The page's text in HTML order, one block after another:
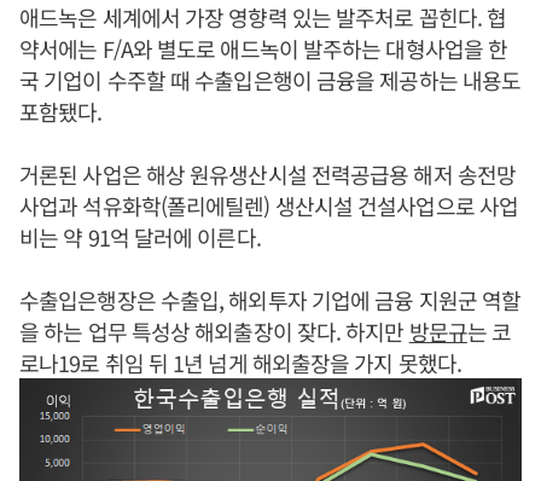
애드녹은 세계에서 가장 영향력 있는 발주처로 꼽힌다. 협
약서에는 F/A와 별도로 애드녹이 발주하는 대형사업을 한
국 기업이 수주할 때 수출입은행이 금융을 제공하는 내용도
포함됐다.
거론된 사업은 해상 원유생산시설 전력공급용 해저 송전망
사업과 석유화학(폴리에틸렌) 생산시설 건설사업으로 사업
비는 약 91억 달러에 이른다.
수출입은행장은 수출입, 해외투자 기업에 금융 지원군 역할
을 하는 업무 특성상 해외출장이 잦다. 하지만 방문규는 코
로나19로 취임 뒤 1년 넘게 해외출장을 가지 못했다.